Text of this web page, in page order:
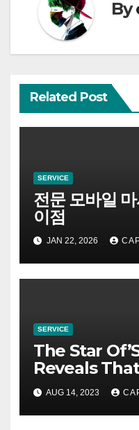
By
Related Post
SERVICE
전문 모바일
이점
JAN 22, 2026
SERVICE
The Star
Reveals
Account Is
AUG 14, 2023